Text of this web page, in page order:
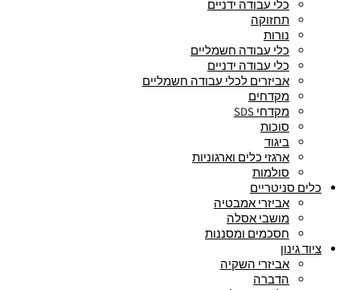
כלי עבודה ידניים
תחזוקה
נורות
כלי עבודה חשמליים
כלי עבודה ידניים
אביזרים לכלי עבודה חשמליים
מקדחים
מקדחי SDS
סוכות
ביגוד
ארגזי כלים וארגוניות
סולמות
כלים סניטריים
אביזרי אמבטיה
מושבי אסלה
חסכמים ומסננות
ציוד גינון
אביזרי השקיה
הדברה